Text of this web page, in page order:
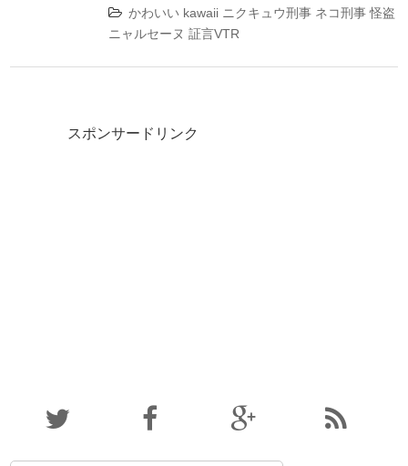
かわいい kawaii ニクキュウ刑事 ネコ刑事 怪盗
ニャルセーヌ 証言VTR
スポンサードリンク